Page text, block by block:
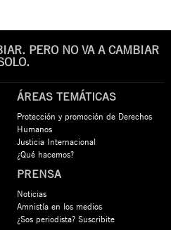
PERO NO VA A CAMBIAR
ÁREAS TEMÁTICAS
Protección y promoción de Derechos
Humanos
Justicia Internacional
¿Qué hacemos?
PRENSA
Noticias
Amnistía en los medios
¿Sos periodista? Suscribite